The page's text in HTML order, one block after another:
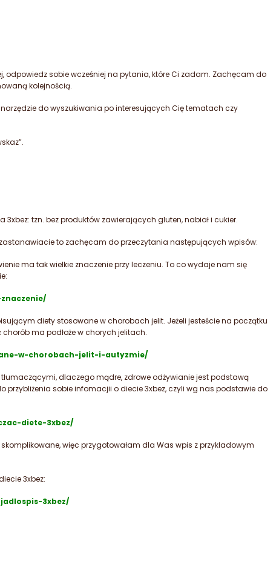
odpowiedz sobie wcześniej na pytania, które Ci zadam. Zachęcam do
kolejnością.
do wyszukiwania po interesujących Cię tematach czy
3xbez: tzn. bez produktów zawierających gluten, nabiał i cukier.
to zachęcam do przeczytania następujących wpisów:
ma tak wielkie znaczenie przy leczeniu. To co wydaje nam się
diety stosowane w chorobach jelit. Jeżeli jesteście na początku
chorób ma podłoże w chorych jelitach.
w-chorobach-jelit-i-autyzmie/
dlaczego mądre, zdrowe odżywianie jest podstawą
sobie infomacjii o diecie 3xbez, czyli wg nas podstawie do
diete-3xbez/
więc przygotowałam dla Was wpis z przykładowym
3xbez:
3xbez/